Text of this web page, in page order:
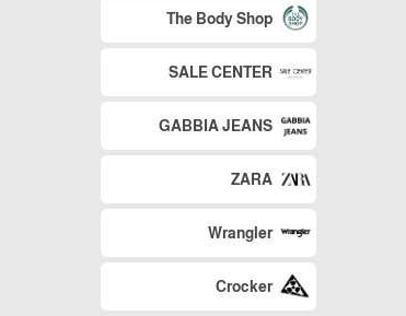
The Body Shop
SALE CENTER
GABBIA JEANS
ZARA
Wrangler
Crocker